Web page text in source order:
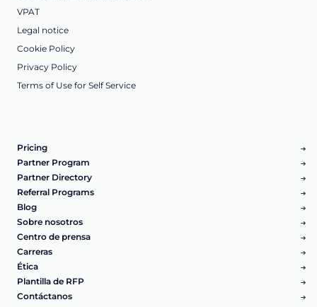
VPAT
Legal notice
Cookie Policy
Privacy Policy
Terms of Use for Self Service
Pricing
Partner Program
Partner Directory
Referral Programs
Blog
Sobre nosotros
Centro de prensa
Carreras
Ética
Plantilla de RFP
Contáctanos